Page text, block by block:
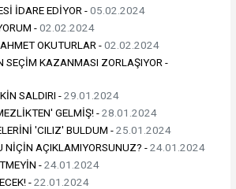
İDARE EDİYOR -05.02.2024
-02.02.2024
OKUTURLAR -02.02.2024
SEÇİM KAZANMASI ZORLAŞIYOR -
SALDIRI -29.01.2024
GELMİŞ! -28.01.2024
'CILIZ' BULDUM -25.01.2024
NİÇİN AÇIKLAMIYORSUNUZ? -24.01.2024
-24.01.2024
-22.01.2024